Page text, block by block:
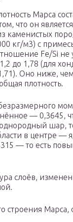
Марса
что он
каменистых
кг/м3) с
Fe/Si не
до 1,78 (для
Оно ниже,
плотность.
— 0,3645,
шар,
в центре —
— то есть
слоёв,
Марса,